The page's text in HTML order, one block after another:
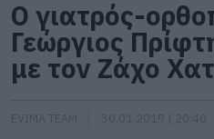
Ο γιατρός-
Γεώργιος
με τον Ζάχο